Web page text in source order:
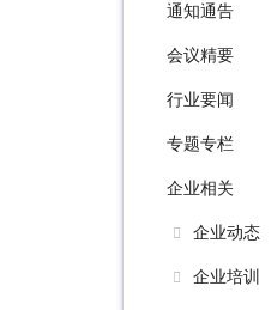
通知通告
会议精要
行业要闻
专题专栏
企业相关
企业动态
企业培训